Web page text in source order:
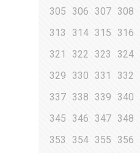
305 306 307 308
313
314 315 316
321
322 323 324
329
330 331 332
337 338 339 340
345
346 347 348
353
354 355 356